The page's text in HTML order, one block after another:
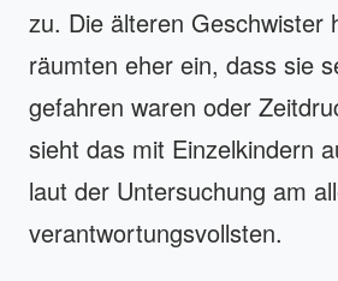
zu. Die älteren Geschwister
räumten eher ein, dass sie
gefahren waren oder
sieht das mit Einzelkindern
laut der Untersuchung am
verantwortungsvollsten.